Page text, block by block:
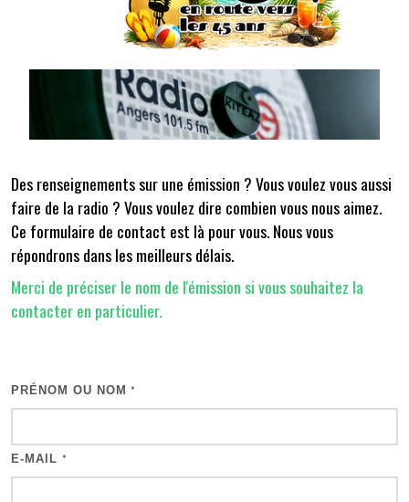
Des renseignements sur une émission ? Vous voulez vous aussi
faire de la radio ? Vous voulez dire combien vous nous aimez.
Ce formulaire de contact est là pour vous. Nous vous
répondrons dans les meilleurs délais.
Merci de préciser le nom de l'émission si vous souhaitez la
contacter en particulier.
PRÉNOM OU NOM *
E-MAIL *